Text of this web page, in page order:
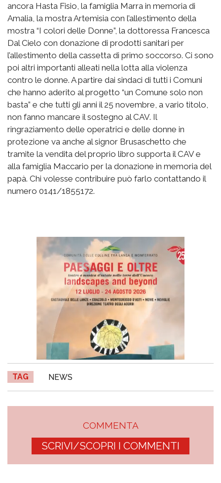
ancora Hasta Fisio, la famiglia Marra in memoria di
Amalia, la mostra Artemisia con l’allestimento della
mostra “I colori delle Donne”, la dottoressa Francesca
Dal Cielo con donazione di prodotti sanitari per
l’allestimento della cassetta di primo soccorso. Ci sono
poi altri importanti alleati nella lotta alla violenza
contro le donne. A partire dai sindaci di tutti i Comuni
che hanno aderito al progetto “un Comune solo non
basta” e che tutti gli anni il 25 novembre, a vario titolo,
non fanno mancare il sostegno al CAV. Il
ringraziamento delle operatrici e delle donne in
protezione va anche al signor Brusaschetto che
tramite la vendita del proprio libro supporta il CAV e
alla famiglia Maccario per la donazione in memoria del
papà. Chi volesse contribuire può farlo contattando il
numero 0141/1855172.
TAG NEWS
COMMENTA
SCRIVI/SCOPRI I COMMENTI